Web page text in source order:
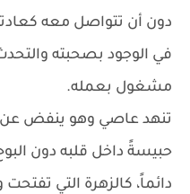
دون أن تتواصل معه
في الوجود بصحبته
مشغول بعمله.
تنهد عاصي وهو ينفض عن
حبيسةً داخل قلبه دون
دائماً، كالزهرة التي